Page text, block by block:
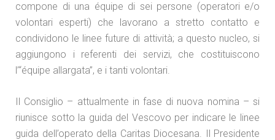
compone di una équipe di sei persone (operatori e/o
volontari esperti) che lavorano a stretto contatto e
condividono le linee future di attività; a questo nucleo, si
aggiungono i referenti dei servizi, che costituiscono
l’“équipe allargata”, e i tanti volontari.
Il Consiglio – attualmente in fase di nuova nomina – si
riunisce sotto la guida del Vescovo per indicare le linee
guida dell’operato della Caritas Diocesana. Il Presidente